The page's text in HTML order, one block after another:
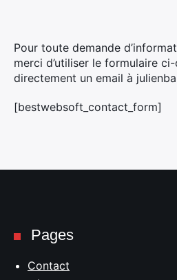
Pour toute demande
merci d’utiliser le formulaire
directement un email à
[bestwebsoft_contact_form]
Pages
Contact